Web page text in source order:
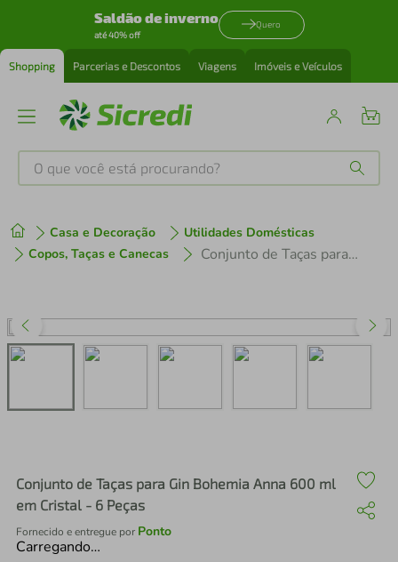
Saldão de inverno
até 40% off
Quero
Shopping Parcerias e Descontos Viagens Imóveis e Veículos
O que você está procurando?
Casa e Decoração
Utilidades Domésticas
Copos, Taças e Canecas
Conjunto de Taças para Gin Bohemia Anna 600 ml em Cristal - 6 Peças
Conjunto de Taças para Gin Bohemia Anna 600 ml
em Cristal - 6 Peças
Fornecido e entregue por Ponto
Carregando…
1º tenis
3º perfume